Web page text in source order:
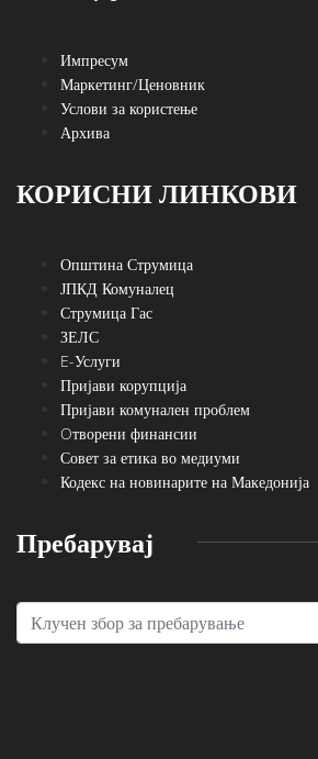
Импресум
Маркетинг/Ценовник
Услови за користење
Архива
КОРИСНИ ЛИНКОВИ
Општина Струмица
ЈПКД Комуналец
Струмица Гас
ЗЕЛС
E-Услуги
Пријави корупција
Пријави комунален проблем
Oтворени финансии
Совет за етика во медиуми
Кодекс на новинарите на Македонија
Пребарувај